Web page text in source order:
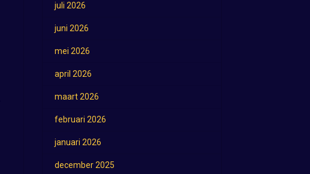
juli 2026
juni 2026
mei 2026
april 2026
maart 2026
februari 2026
januari 2026
december 2025